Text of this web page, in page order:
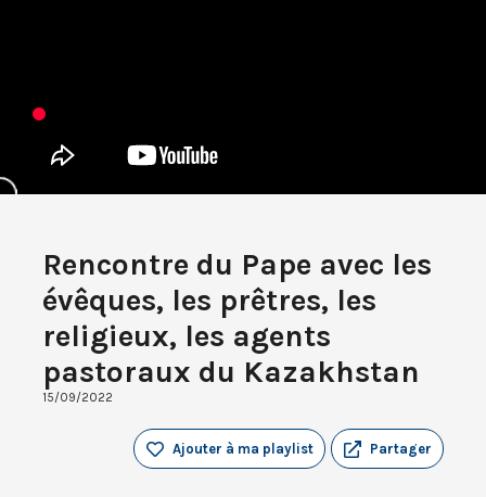
Rencontre du Pape avec les
évêques, les prêtres, les
religieux, les agents
pastoraux du Kazakhstan
15/09/2022
Partager
Ajouter à ma playlist